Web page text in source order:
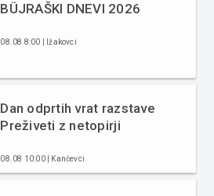
BÜJRAŠKI DNEVI 2026
08.08 8:00 | Ižakovci
Dan odprtih vrat razstave
Preživeti z netopirji
08.08 10:00 | Kančevci